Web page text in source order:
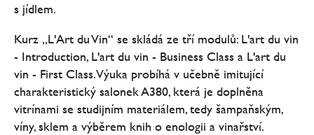
s jídlem.
Kurz „L'Art du Vin“ se skládá ze tří modulů: L'art du vin
- Introduction, L'art du vin - Business Class a L'art du
vin - First Class. Výuka probíhá v učebně imitující
charakteristický salonek A380, která je doplněna
vitrínami se studijním materiálem, tedy šampaňským,
víny, sklem a výběrem knih o enologii a vinařství.